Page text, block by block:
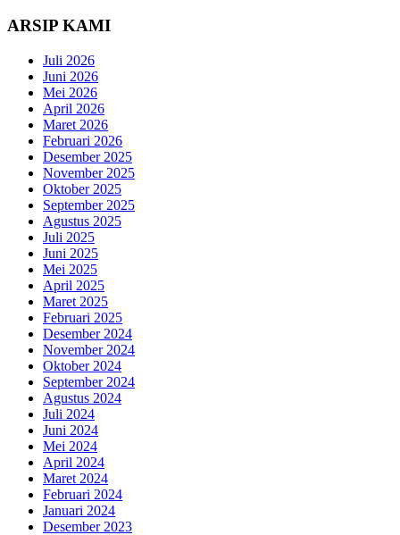
ARSIP KAMI
Juli 2026
Juni 2026
Mei 2026
April 2026
Maret 2026
Februari 2026
Desember 2025
November 2025
Oktober 2025
September 2025
Agustus 2025
Juli 2025
Juni 2025
Mei 2025
April 2025
Maret 2025
Februari 2025
Desember 2024
November 2024
Oktober 2024
September 2024
Agustus 2024
Juli 2024
Juni 2024
Mei 2024
April 2024
Maret 2024
Februari 2024
Januari 2024
Desember 2023